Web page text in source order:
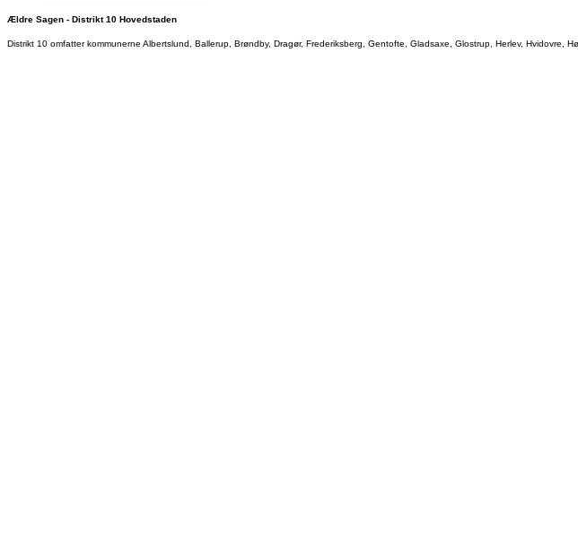
Ældre Sagen - Distrikt 10 Hovedstaden
Distrikt 10 omfatter kommunerne Albertslund, Ballerup, Brøndby, Dragør, Frederiksberg, Gentofte, Gladsaxe, Glostrup, Herlev,